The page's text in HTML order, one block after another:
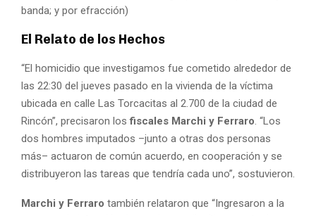
banda; y por efracción)
El Relato de los Hechos
“El homicidio que investigamos fue cometido alrededor de
las 22:30 del jueves pasado en la vivienda de la víctima
ubicada en calle Las Torcacitas al 2.700 de la ciudad de
Rincón”, precisaron losfiscales Marchi y Ferraro . “Los
dos hombres imputados –junto a otras dos personas
más– actuaron de común acuerdo, en cooperación y se
distribuyeron las tareas que tendría cada uno”, sostuvieron.
Marchi y Ferraro también relataron que “Ingresaron a la